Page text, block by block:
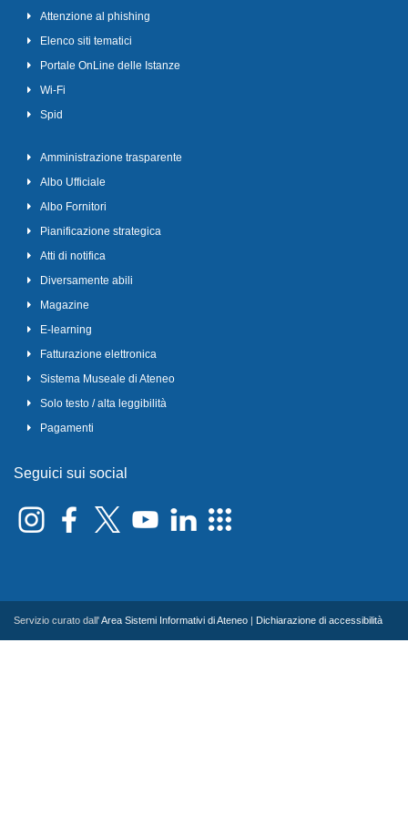
Attenzione al phishing
Elenco siti tematici
Portale OnLine delle Istanze
Wi-Fi
Spid
Amministrazione trasparente
Albo Ufficiale
Albo Fornitori
Pianificazione strategica
Atti di notifica
Diversamente abili
Magazine
E-learning
Fatturazione elettronica
Sistema Museale di Ateneo
Solo testo / alta leggibilità
Pagamenti
Seguici sui social
Servizio curato dall'Area Sistemi Informativi di Ateneo | Dichiarazione di accessibilità